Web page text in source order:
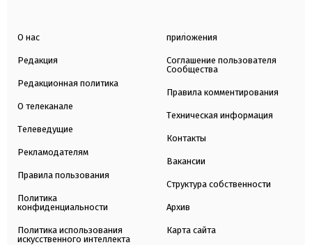
О нас
Редакция
Редакционная политика
О телеканале
Телеведущие
Рекламодателям
Правила пользования
Политика
конфиденциальности
Политика использования
искусственного интеллекта
приложения
Соглашение пользователя
Сообщества
Правила комментирования
Техническая информация
Контакты
Вакансии
Структура собственности
Архив
Карта сайта